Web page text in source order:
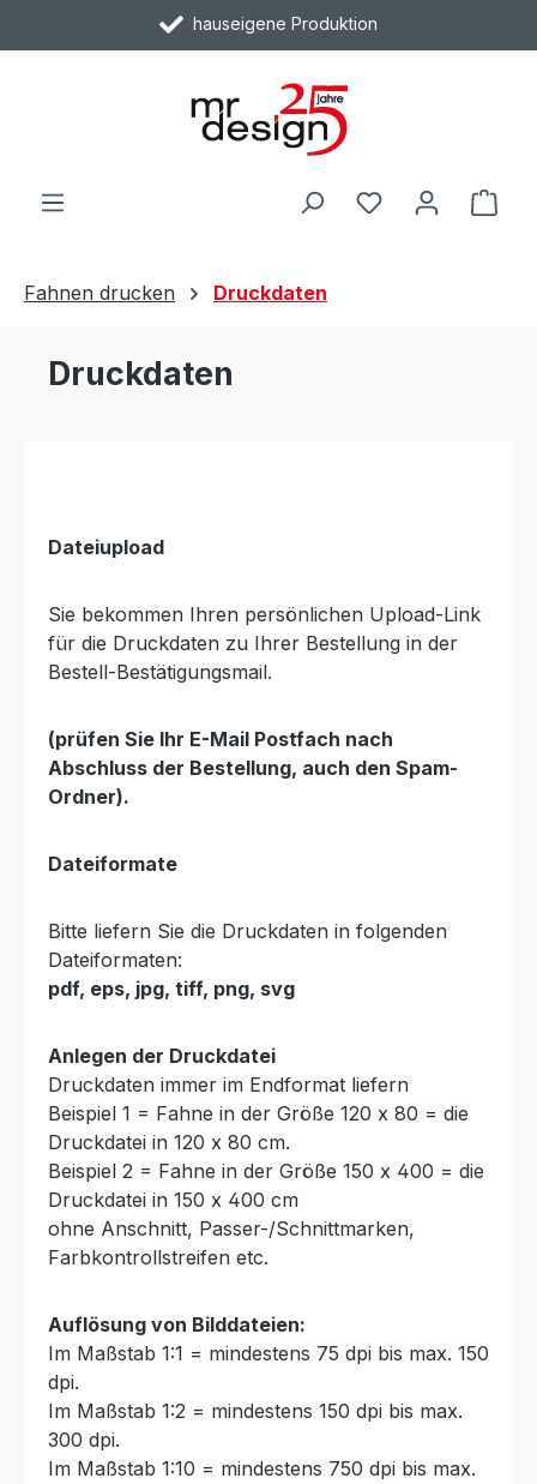
Zum Hauptinhalt springenhauseigene Produktion
Fahnen drucken Druckdaten
Druckdaten
Dateiupload
Sie bekommen Ihren persönlichen Upload-Link
für die Druckdaten zu Ihrer Bestellung in der
Bestell-Bestätigungsmail.
(prüfen Sie Ihr E-Mail Postfach nach
Abschluss der Bestellung, auch den Spam-
Ordner).
Dateiformate
Bitte liefern Sie die Druckdaten in folgenden
Dateiformaten:
pdf, eps, jpg, tiff, png, svg
Anlegen der Druckdatei
Druckdaten immer im Endformat liefern
Beispiel 1 = Fahne in der Größe 120 x 80 = die
Druckdatei in 120 x 80 cm.
Beispiel 2 = Fahne in der Größe 150 x 400 = die
Druckdatei in 150 x 400 cm
ohne Anschnitt, Passer-/Schnittmarken,
Farbkontrollstreifen etc.
Auflösung von Bilddateien:
Im Maßstab 1:1 = mindestens 75 dpi bis max. 150
dpi.
Im Maßstab 1:2 = mindestens 150 dpi bis max.
300 dpi.
Im Maßstab 1:10 = mindestens 750 dpi bis max.